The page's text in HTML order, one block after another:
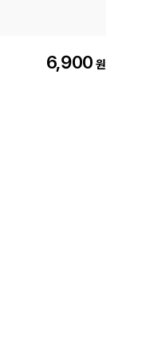
6,900 원